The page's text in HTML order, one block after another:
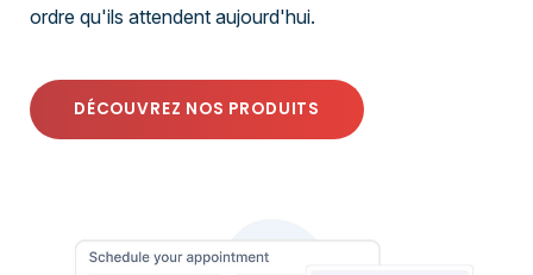
ordre qu'ils attendent aujourd'hui.
DÉCOUVREZ NOS PRODUITS